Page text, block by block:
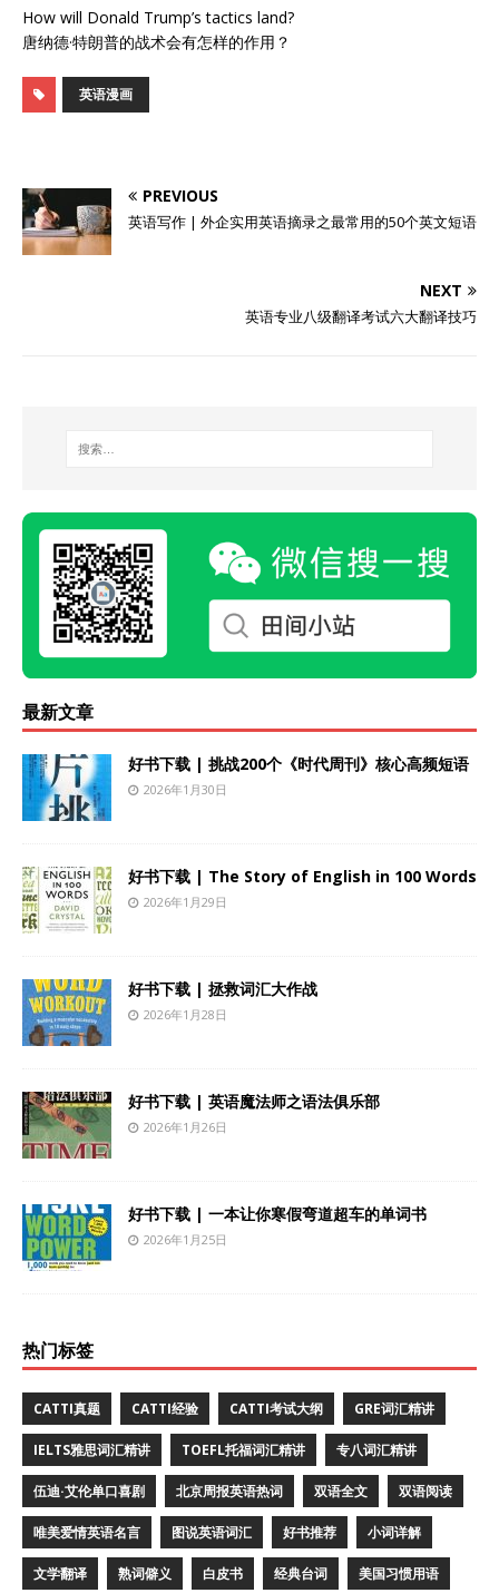
How will Donald Trump’s tactics land?
唐纳德·特朗普的战术会有怎样的作用？
英语漫画
PREVIOUS
英语写作 | 外企实用英语摘录之最常用的50个英文短语
NEXT
英语专业八级翻译考试六大翻译技巧
最新文章
好书下载 | 挑战200个《时代周刊》核心高频短语
2026年1月30日
好书下载 | The Story of English in 100 Words
2026年1月29日
好书下载 | 拯救词汇大作战
2026年1月28日
好书下载 | 英语魔法师之语法俱乐部
2026年1月26日
好书下载 | 一本让你寒假弯道超车的单词书
2026年1月25日
热门标签
CATTI真题 CATTI经验 CATTI考试大纲 GRE词汇精讲
IELTS雅思词汇精讲 TOEFL托福词汇精讲 专八词汇精讲
伍迪·艾伦单口喜剧 北京周报英语热词 双语全文 双语阅读
唯美爱情英语名言 图说英语词汇 好书推荐 小词详解
文学翻译 熟词僻义 白皮书 经典台词 美国习惯用语